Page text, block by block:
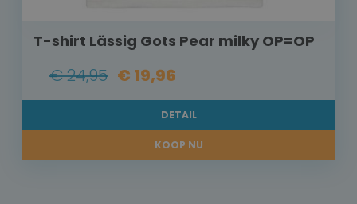
T-shirt Lässig Gots Pear milky OP=OP
€ 24,95 € 19,96
DETAIL
KOOP NU